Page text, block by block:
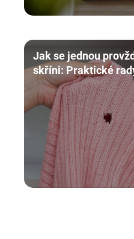
Jak se jednou
skříni: Praktické
oblečení